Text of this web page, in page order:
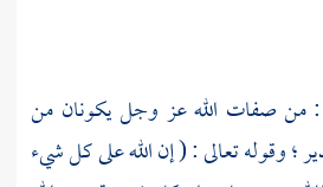
: من صفات الله عز وجل يكونان من
؛ وقوله تعالى : ( إن الله على كل شيء